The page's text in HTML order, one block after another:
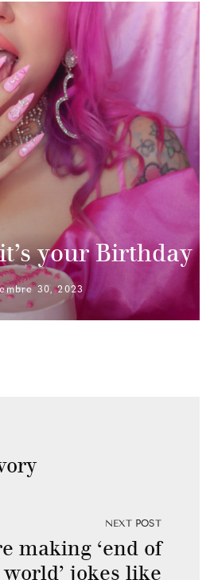
your Birthday
30, 2023
NEXT POST
making ‘end of
jokes like